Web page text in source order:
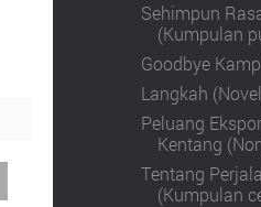
Sehimpun
(Kumpulan
Goodbye
Langkah
Peluang
Kentang
Tentang
(Kumpulan